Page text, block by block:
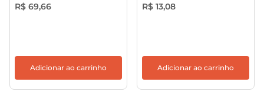
R$ 69,66
Adicionar ao carrinho
R$ 13,08
Adicionar ao carrinho